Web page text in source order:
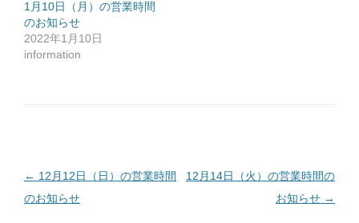
ッ
ク
し
て
く
だ
さ
で
開
ま
す
1月10日（月）の営業時間
のお知らせ
2022年1月10日
information
投
稿
← 12月12日（日）の営業時間
のお知らせ
12月14日（火）の営業時間の
お知らせ →